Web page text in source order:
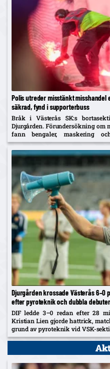
Polis utreder misstänkt misshandel
säkrad, fynd i supporterbuss
Bråk i Västerås SK:s
Djurgården. Förundersökning
fann bengaler, maskering
supporterbuss – klubben tar
Djurgården krossade Västerås
efter pyroteknik och dubbla
DIF ledde 3–0 redan efter 28
Kristian Lien gjorde hattrick,
grund av pyroteknik vid VSK-
16-årige Alexander Johansson